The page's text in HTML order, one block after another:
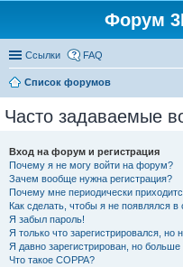
Форум
Ссылки FAQ
Список форумов
Часто задаваемые
Вход на форум и регистрация
Почему я не могу войти на форум?
Зачем вообще нужна регистрация?
Почему мне периодически
Как сделать, чтобы я не появлялся
Я забыл пароль!
Я только что зарегистрировался, но
Я давно зарегистрирован, но больше
Что такое COPPA?